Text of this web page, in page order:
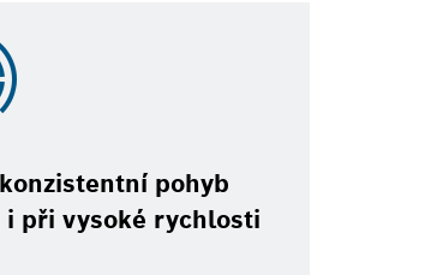
pohyb
i při vysoké rychlosti